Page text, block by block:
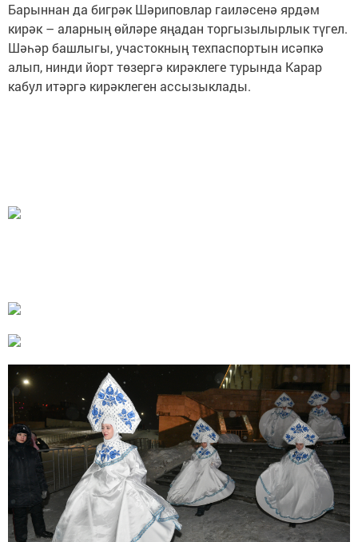
Барыннан да бигрәк Шәриповлар гаиләсенә ярдәм
кирәк – аларның өйләре яңадан торгызылырлык түгел.
Шәһәр башлыгы, участокның техпаспортын исәпкә
алып, нинди йорт төзергә кирәклеге турында Карар
кабул итәргә кирәклеген ассызыклады.